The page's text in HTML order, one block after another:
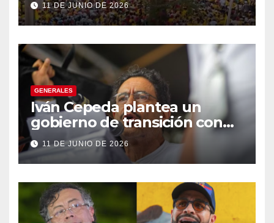
11 DE JUNIO DE 2026
GENERALES
Iván Cepeda plantea un
gobierno de transición con
énfasis en el empalme
institucional y una eventual
constituyente
11 DE JUNIO DE 2026